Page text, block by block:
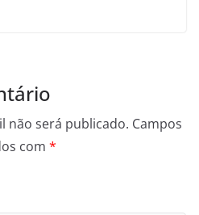
não será publicado. Campos
com *